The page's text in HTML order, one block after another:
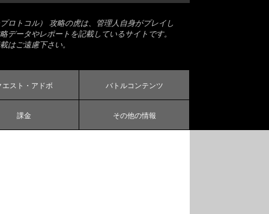
ロトコル） 攻略の虎は、管理人自身がプレイし
データやレポートを記載しているサイトです。
はご遠慮下さい。
エスト・アドボ バトルコンテンツ
課金 その他の情報